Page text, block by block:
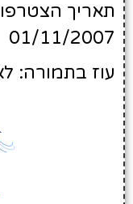
תאריך
01/11/2007
עוז בתמורה: